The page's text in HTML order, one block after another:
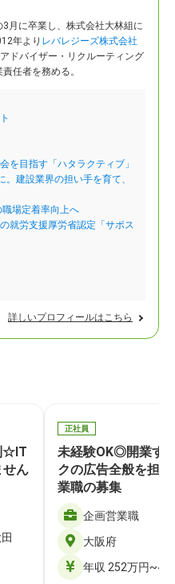
月に卒業し、株式会社大林組に
年より レバレジーズ株式会社
ドバイザー・リクルーティング
任者を務める。
を目指す「ハタラクティブ」
建設業界の担い手を育て、
場定着率向上へ
就労支援厚労省認定「サポス
詳しいプロフィールはこちら
☆IT
せん
正社員
未経験OK◎開業す
クの広告全般を担
業職の募集
企画営業職
大阪府
年収 252万円